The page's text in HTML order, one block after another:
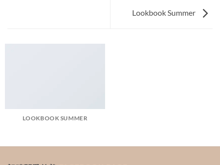
Lookbook Summer
LOOKBOOK SUMMER